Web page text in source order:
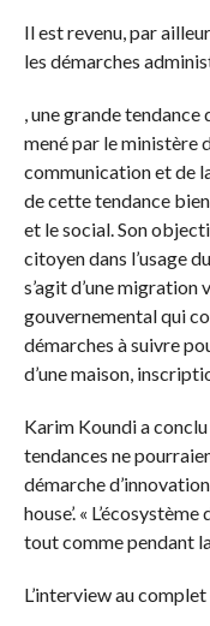
Il est revenu, par
les démarches
, une grande
mené par le ministère
communication et de
de cette tendance
et le social. Son
citoyen dans l’usage
s’agit d’une migration
gouvernemental qui
démarches à suivre
d’une maison,
Karim Koundi a
tendances ne
démarche
house’. «
tout comme pendant
L’interview au